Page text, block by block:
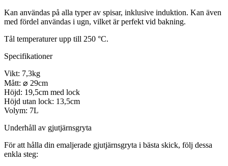
Kan användas på alla typer av spisar, inklusive induktion. Kan även
med fördel användas i ugn, vilket är perfekt vid bakning.
Tål temperaturer upp till 250 °C.
Specifikationer
Vikt: 7,3kg
Mått: ⌀ 29cm
Höjd: 19,5cm med lock
Höjd utan lock: 13,5cm
Volym: 7L
Underhåll av gjutjärnsgryta
För att hålla din emaljerade gjutjärnsgryta i bästa skick, följ dessa
enkla steg: